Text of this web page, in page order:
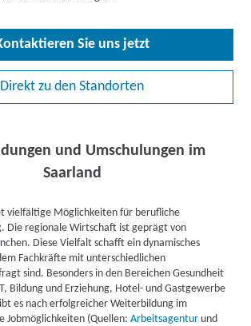
Sie uns jetzt
Direkt zu den Standorten
und Umschulungen im
Saarland
vielfältige Möglichkeiten für berufliche
Die regionale Wirtschaft ist geprägt von
Diese Vielfalt schafft ein dynamisches
Fachkräfte mit unterschiedlichen
sind.​ Besonders in den Bereichen Gesundheit
Bildung und Erziehung, Hotel- und Gastgewerbe
es nach erfolgreicher Weiterbildung im
Jobmöglichkeiten (Quellen:Arbeitsagentur und